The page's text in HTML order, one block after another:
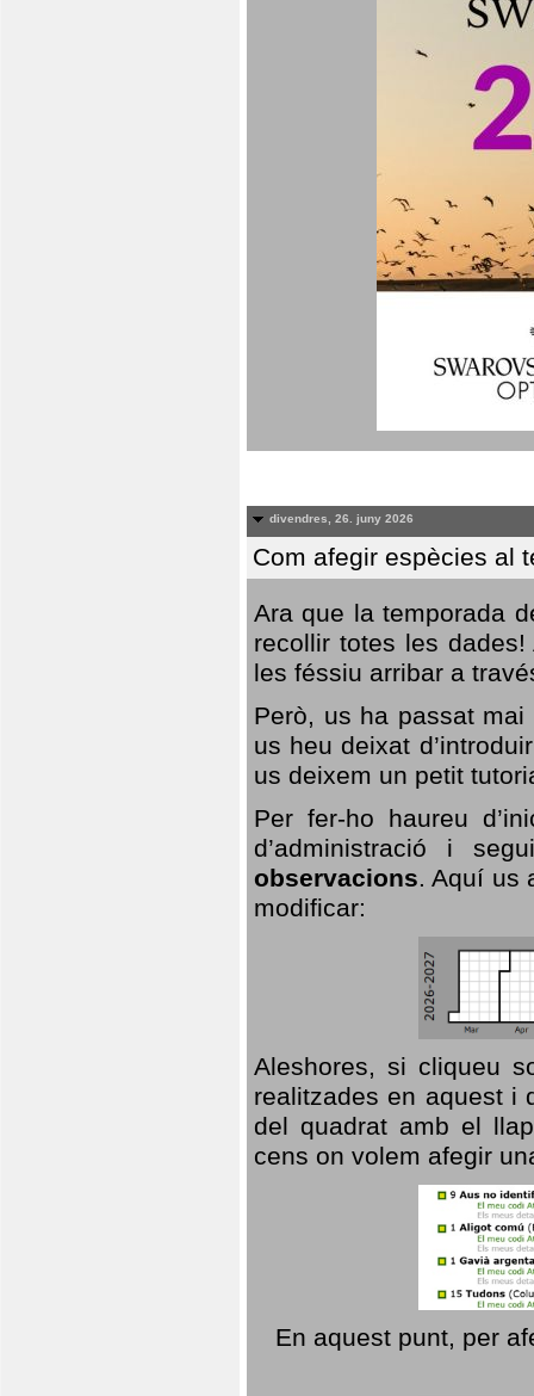
divendres, 26. juny 2026
Com afegir espècies al
Ara que la temporada
recollir totes les
les féssiu arribar a
Però, us ha passat
us heu deixat
us deixem un petit
Per fer-ho haureu
d’administració i
observacions. Aquí us
modificar:
Aleshores, si cliqueu
realitzades en aquest i
del quadrat amb el
cens on volem afegir
En aquest punt, per